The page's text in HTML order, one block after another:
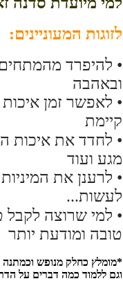
לזוגות המעוניינים:
• להיפרד מהמתחים
ובאהבה
• לאפשר זמן
קיימת
• לחדד את איכות
מגע ועוד
• לרענן את
לעשות...
• למי שרוצה לקבל
טובה ומודעת יותר
*מומלץ כחלק מנופש וכמתנה
וגם ללמוד כמה דברים על